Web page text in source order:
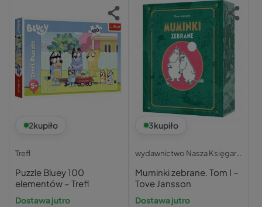
2kupiło
Trefl
Puzzle Bluey 100
elementów – Trefl
Dostawa jutro
3kupiło
wydawnictwo Nasza Księgarnia
Muminki zebrane. Tom I –
Tove Jansson
Dostawa jutro